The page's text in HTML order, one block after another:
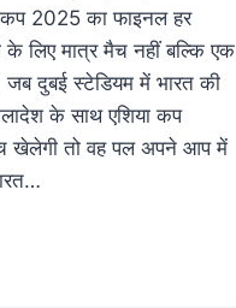
2025 का फाइनल हर
के लिए मात्र मैच नहीं बल्कि एक
जब दुबई स्टेडियम में भारत की
के साथ एशिया कप
खेलेगी तो वह पल अपने आप में